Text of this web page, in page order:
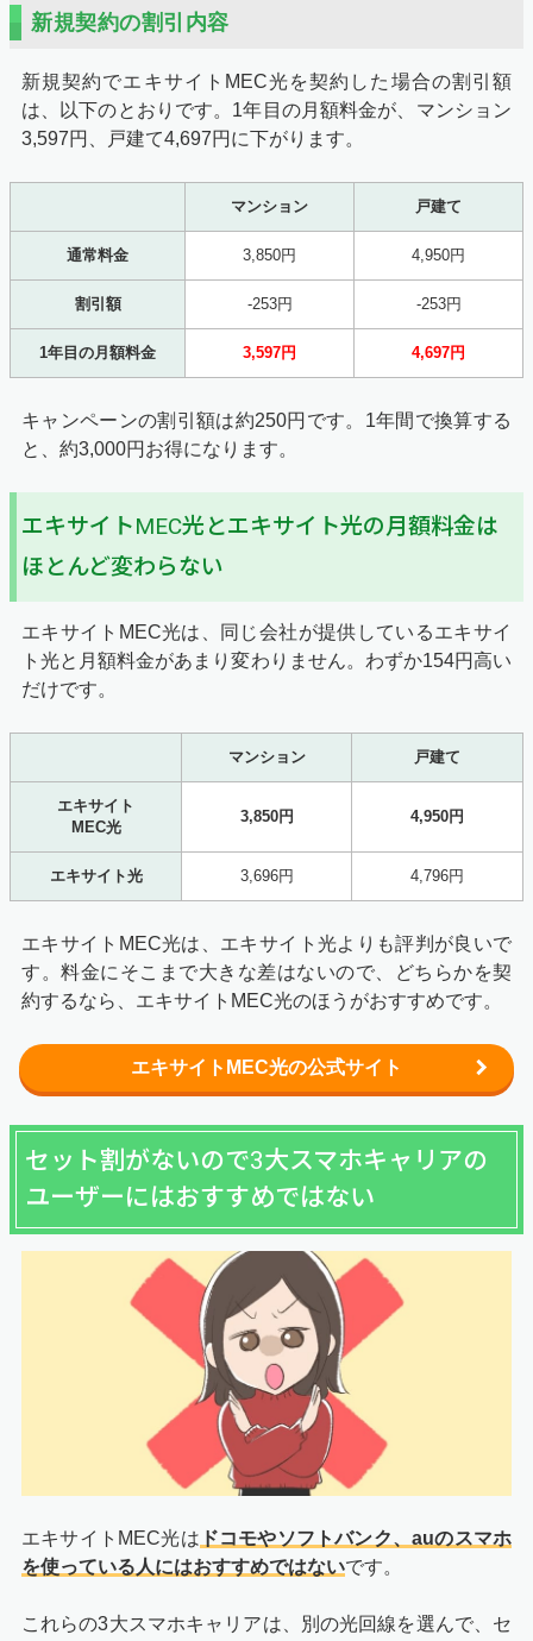
新規契約の割引内容
新規契約でエキサイトMEC光を契約した場合の割引額
は、以下のとおりです。1年目の月額料金が、マンション
3,597円、戸建て4,697円に下がります。
マンション 戸建て
通常料金 3,850円 4,950円
割引額 -253円 -253円
1年目の月額料金 3,597円 4,697円
キャンペーンの割引額は約250円です。1年間で換算する
と、約3,000円お得になります。
エキサイトMEC光とエキサイト光の月額料金は
ほとんど変わらない
エキサイトMEC光は、同じ会社が提供しているエキサイ
ト光と月額料金があまり変わりません。わずか154円高い
だけです。
マンション 戸建て
エキサイト
MEC光
3,850円 4,950円
エキサイト光 3,696円 4,796円
エキサイトMEC光は、エキサイト光よりも評判が良いで
す。料金にそこまで大きな差はないので、どちらかを契
約するなら、エキサイトMEC光のほうがおすすめです。
エキサイトMEC光の公式サイト
セット割がないので3大スマホキャリアの
ユーザーにはおすすめではない
エキサイトMEC光は ドコモやソフトバンク、auのスマホ
を使っている人にはおすすめではないです。
これらの3大スマホキャリアは、別の光回線を選んで、セ